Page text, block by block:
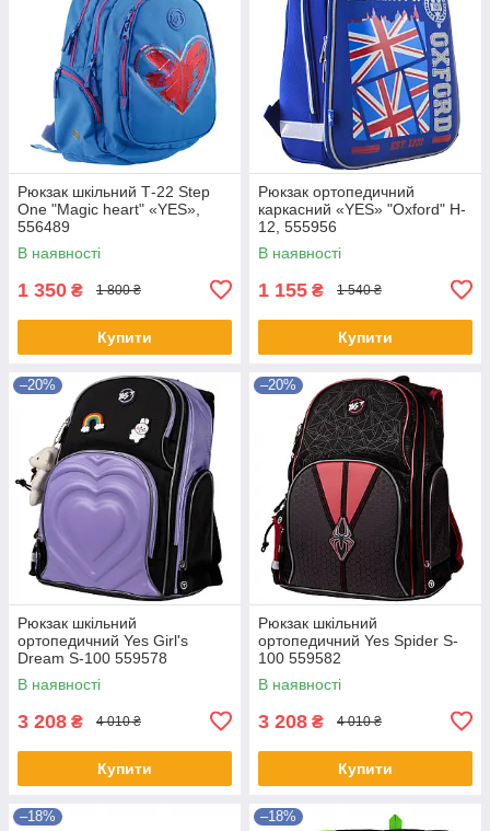
Рюкзак шкільний Т-22 Step
One "Magic heart" «YES»,
556489
В наявності
1 350 ₴ 1 800 ₴
Купити
Рюкзак ортопедичний
каркасний «YES» "Oxford" H-
12, 555956
В наявності
1 155 ₴ 1 540 ₴
Купити
–20%
Рюкзак шкільний
ортопедичний Yes Girl's
Dream S-100 559578
В наявності
3 208 ₴ 4 010 ₴
Купити
–20%
Рюкзак шкільний
ортопедичний Yes Spider S-
100 559582
В наявності
3 208 ₴ 4 010 ₴
Купити
–18% –18%